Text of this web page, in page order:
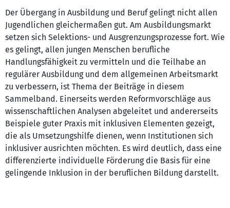
Der Übergang in Ausbildung und Beruf gelingt nicht allen
Jugendlichen gleichermaßen gut. Am Ausbildungsmarkt
setzen sich Selektions- und Ausgrenzungsprozesse fort. Wie
es gelingt, allen jungen Menschen berufliche
Handlungsfähigkeit zu vermitteln und die Teilhabe an
regulärer Ausbildung und dem allgemeinen Arbeitsmarkt
zu verbessern, ist Thema der Beiträge in diesem
Sammelband. Einerseits werden Reformvorschläge aus
wissenschaftlichen Analysen abgeleitet und andererseits
Beispiele guter Praxis mit inklusiven Elementen gezeigt,
die als Umsetzungshilfe dienen, wenn Institutionen sich
inklusiver ausrichten möchten. Es wird deutlich, dass eine
differenzierte individuelle Förderung die Basis für eine
gelingende Inklusion in der beruflichen Bildung darstellt.